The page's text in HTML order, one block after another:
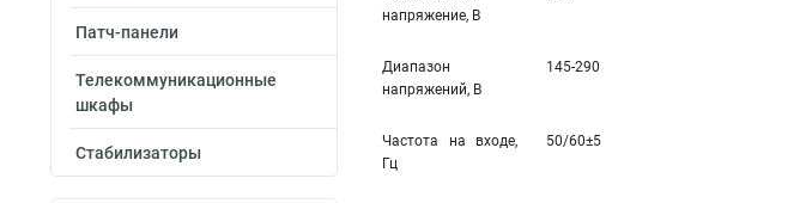
Патч-панели
Телекоммуникационные
шкафы
Стабилизаторы
напряжение, В
Диапазон
напряжений, В
145-290
Частота на входе,
Гц
50/60±5